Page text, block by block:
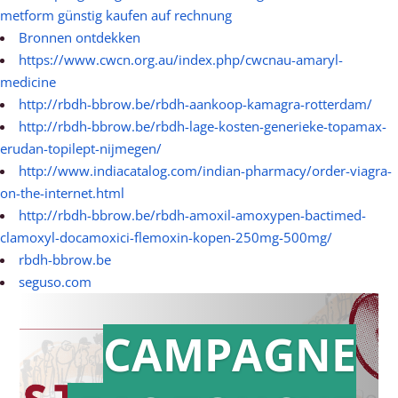
metform günstig kaufen auf rechnung
Bronnen ontdekken
https://www.cwcn.org.au/index.php/cwcnau-amaryl-
medicine
http://rbdh-bbrow.be/rbdh-aankoop-kamagra-rotterdam/
http://rbdh-bbrow.be/rbdh-lage-kosten-generieke-topamax-
erudan-topilept-nijmegen/
http://www.indiacatalog.com/indian-pharmacy/order-viagra-
on-the-internet.html
http://rbdh-bbrow.be/rbdh-amoxil-amoxypen-bactimed-
clamoxyl-docamoxici-flemoxin-kopen-250mg-500mg/
rbdh-bbrow.be
seguso.com
CAMPAGNE